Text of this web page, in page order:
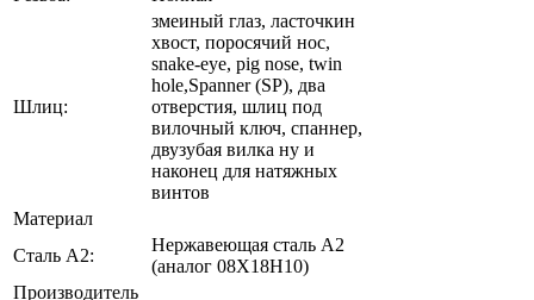
Шлиц:
змеиный глаз, ласточкин
хвост, поросячий нос,
snake-eye, pig nose, twin
hole,Spanner (SP), два
отверстия, шлиц под
вилочный ключ, спаннер,
двузубая вилка ну и
наконец для натяжных
винтов
Материал
Сталь А2:
Нержавеющая сталь А2
(аналог 08Х18Н10)
Производитель